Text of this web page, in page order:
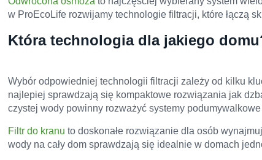
w ProEcoLife rozwijamy technologie filtracji, które łączą
Która technologia dla jakiego
Wybór odpowiedniej technologii filtracji zależy od kilku
najlepiej sprawdzają się kompaktowe rozwiązania jak
czystej wody powinny rozważyć systemy podumywalkowe
Filtr do kranu to doskonałe rozwiązanie dla osób
wody na cały dom sprawdzają się idealnie w domach